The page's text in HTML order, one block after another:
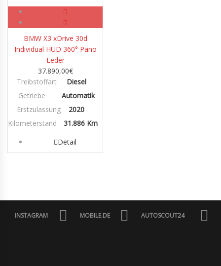
BMW X3 xDrive 30d
Individual HUD 360° Pano
Leder
37.890,00€
Treibstoffart
Diesel
Getriebe
Automatik
Erstzulassung
2020
Kilometerstand
31.886 Km
Detail
INSTAGRAM MOBILE.DE AUTOSCOUT24